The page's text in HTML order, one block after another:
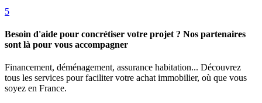
5
Besoin d'aide pour concrétiser votre projet ? Nos partenaires
sont là pour vous accompagner
Financement, déménagement, assurance habitation... Découvrez
tous les services pour faciliter votre achat immobilier, où que vous
soyez en France.